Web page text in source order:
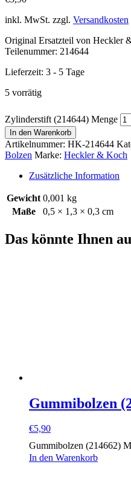
inkl. MwSt. zzgl. Versandkosten
Original Ersatzteil von Heckler
Teilenummer: 214644
Lieferzeit: 3 - 5 Tage
5 vorrätig
Zylinderstift (214644) Menge
In den Warenkorb
Artikelnummer: HK-214644
Bolzen Marke: Heckler & Koch
Zusätzliche Information
Gewicht 0,001 kg
Maße
0,5 × 1,3 × 0,3 cm
Das könnte Ihnen
Gummibolzen
€5,90
Gummibolzen (214662)
In den Warenkorb